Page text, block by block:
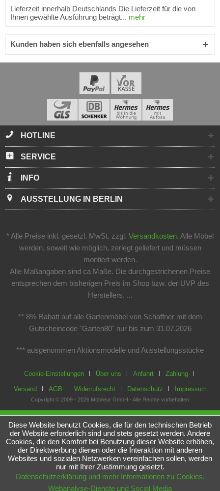
Lieferzeit innerhalb Deutschlands Die Lieferzeit für die von
Ihnen gewählte Ausführung beträgt... mehr
Kunden haben sich ebenfalls angesehen
HOTLINE
SERVICE
INFO
AUSSTELLUNG IN BERLIN
* Alle Preise inkl. gesetzl. MwSt. zzgl. Versandkosten. Alle Möbel
werden, soweit wie möglich, zerlegt geliefert und müssen
montiert werden.
Alle Maßangaben sind ca Maße. Die durchgestrichenen Preise
entsprechen dem bisherigen Preis im Shop bzw. der UVP des
Herstellers. ...
** 8% Rabatt auf alle Gartenmöbel von Schaffner mit dem
Gutscheincode "Garten80" nur bis zum 31.07.2026
*** ausgenommen Aktionsmodelle und Ausstellungsstücke
Cookie-Einstellungen Über uns Anfahrt Zahlung
Versand AGB Widerrufsrecht Datenschutz Impressum
Copyright © 2009 - 2026 Mobileur GmbH - Alle Rechte vorbehalten
Diese Website benutzt Cookies, die für den technischen Betrieb
der Website erforderlich sind und stets gesetzt werden. Andere
Cookies, die den Komfort bei Benutzung dieser Website erhöhen,
der Direktwerbung dienen oder die Interaktion mit anderen
Websites und sozialen Netzwerken vereinfachen sollen, werden
nur mit Ihrer Zustimmung gesetzt.
Datenschutzerklärung und mehr Informationen zu Cookies,
Webanalyse-Dienste und Social Media